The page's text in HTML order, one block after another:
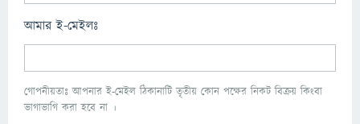
আমার ই-মেইলঃ
গোপনীয়তাঃ আপনার ই-মেইল ঠিকানাটি তৃতীয় কোন পক্ষের নিকট বিক্রয় কিংবা
ভাগাভাগি করা হবে না ।